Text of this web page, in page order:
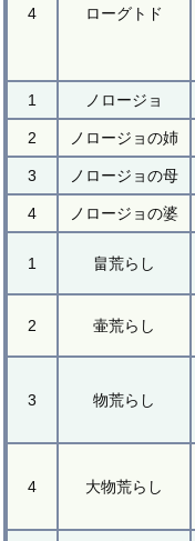
4 ローグトド
1 ノロージョ
2 ノロージョの姉
3 ノロージョの母
4 ノロージョの婆
1 畠荒らし
2 壷荒らし
3 物荒らし
4 大物荒らし